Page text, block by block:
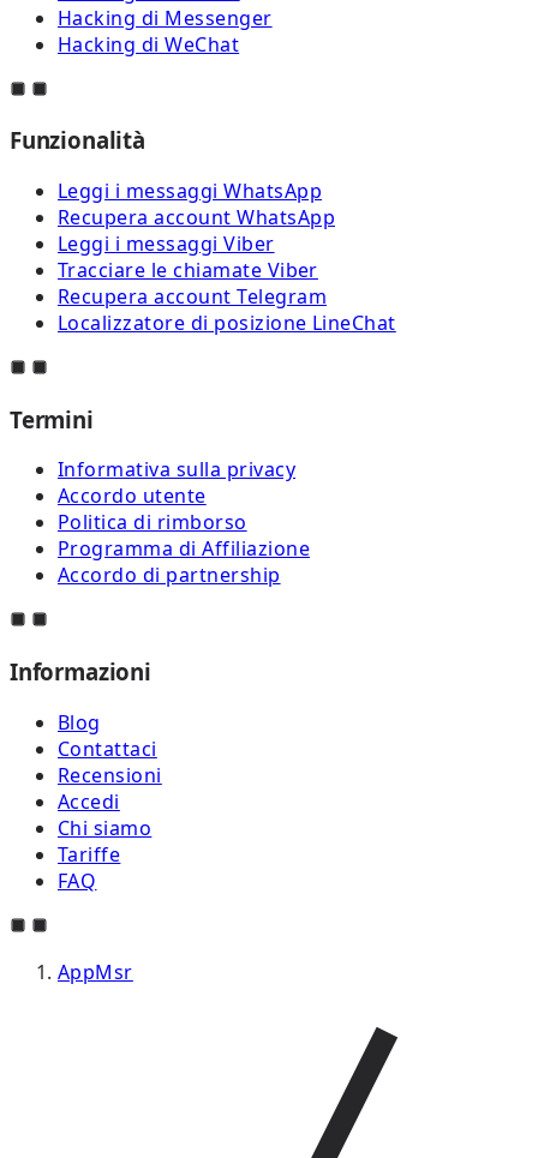
Hacking di Messenger
Hacking di WeChat
Funzionalità
Leggi i messaggi WhatsApp
Recupera account WhatsApp
Leggi i messaggi Viber
Tracciare le chiamate Viber
Recupera account Telegram
Localizzatore di posizione LineChat
Termini
Informativa sulla privacy
Accordo utente
Politica di rimborso
Programma di Affiliazione
Accordo di partnership
Informazioni
Blog
Contattaci
Recensioni
Accedi
Chi siamo
Tariffe
FAQ
AppMsr